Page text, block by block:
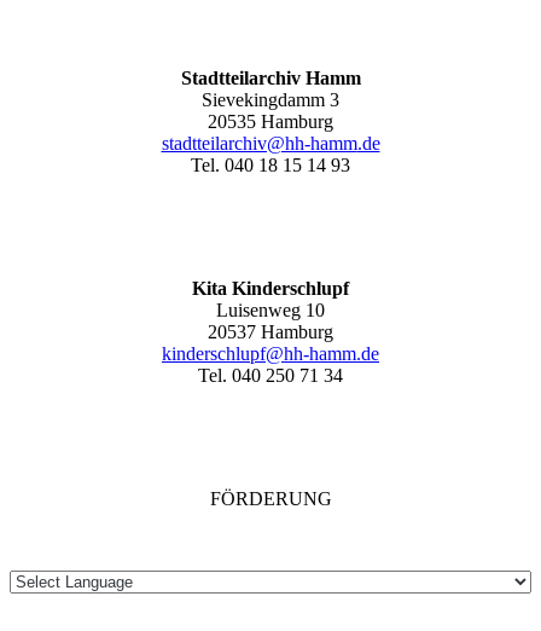
Stadtteilarchiv Hamm
Sievekingdamm 3
20535 Hamburg
stadtteilarchiv@hh-hamm.de
Tel. 040 18 15 14 93
Kita Kinderschlupf
Luisenweg 10
20537 Hamburg
kinderschlupf@hh-hamm.de
Tel. 040 250 71 34
FÖRDERUNG